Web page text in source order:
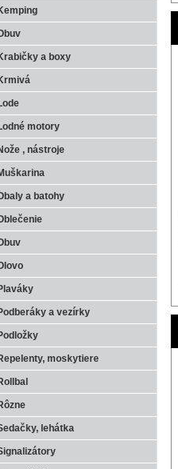
a boxy
motory
, nástroje
a batohy
a vezírky
moskytiere
lehátka